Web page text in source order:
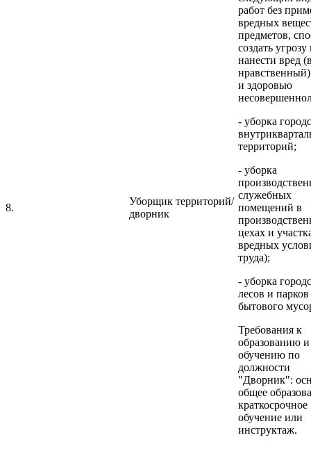
8.
Уборщик территорий/
дворник
работ без
вредных
предметов,
создать
нанести вред
и здоровью
- уборка
территорий;
- уборка
служебных
помещений в
цехах и
вредных
труда);
- уборка
лесов и парков
бытового
Требования к
образованию и
обучению по
должности
"Дворник":
общее
краткосрочное
обучение или
инструктаж.